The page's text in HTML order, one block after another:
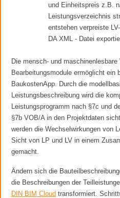
und Einheitspreis z.B.
Leistungsverzeichnis
entstehen verpreiste
DA XML - Datei
Die mensch- und maschinenlesbare
Bearbeitungsmodule ermöglicht ein
BaukostenApp. Durch die
Leistungsbeschreibung wird die
Leistungsprogramm nach §7c und
§7b VOB/A in den Projektdaten
werden die Wechselwirkungen von
Sicht von LP und LV in einem
gemacht.
Ändern sich die
die Beschreibungen der
DIN BIM Cloud transformiert.